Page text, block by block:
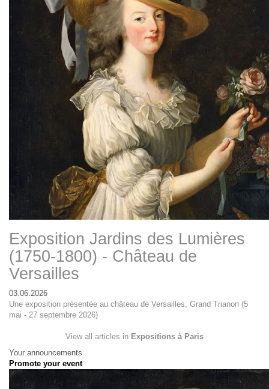
Exposition Jardins des Lumières
(1750-1800) - Château de
Versailles
03.06.2026
Une exposition présentée au château de Versailles, Grand Trianon (5
mai - 27 septembre 2026)
View all articles in Expositions à Paris
Your announcements
Promote your event